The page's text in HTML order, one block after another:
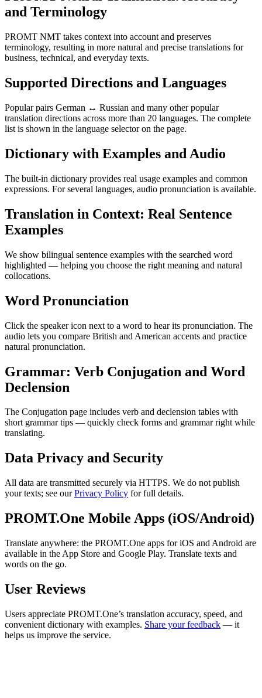
and Terminology
PROMT NMT takes context into account and preserves
terminology, resulting in more natural and precise translations for
business, technical, and everyday texts.
Supported Directions and Languages
Popular pairs German ↔ Russian and many other popular
translation directions across more than 20 languages. The complete
list is shown in the language selector on the page.
Dictionary with Examples and Audio
The built-in dictionary provides real usage examples and common
expressions. For several languages, audio pronunciation is available.
Translation in Context: Real Sentence
Examples
We show bilingual sentence examples with the searched word
highlighted — helping you choose the right meaning and natural
collocations.
Word Pronunciation
Click the speaker icon next to a word to hear its pronunciation. The
audio lets you compare British and American accents and practice
natural pronunciation.
Grammar: Verb Conjugation and Word
Declension
The Conjugation page includes verb and declension tables with
short grammar tips — quickly check forms and grammar right while
translating.
Data Privacy and Security
All data are transmitted securely via HTTPS. We do not publish
your texts; see ourPrivacy Policy for full details.
PROMT.One Mobile Apps (iOS/Android)
Translate anywhere: the PROMT.One apps for iOS and Android are
available in the App Store and Google Play. Translate texts and
words on the go.
User Reviews
Users appreciate PROMT.One’s translation accuracy, speed, and
convenient dictionary with examples. Share your feedback — it
helps us improve the service.